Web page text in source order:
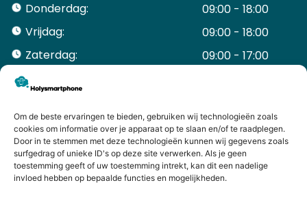
Om de beste ervaringen te bieden, gebruiken wij technologieën zoals
cookies om informatie over je apparaat op te slaan en/of te raadplegen.
Door in te stemmen met deze technologieën kunnen wij gegevens zoals
surfgedrag of unieke ID's op deze site verwerken. Als je geen
toestemming geeft of uw toestemming intrekt, kan dit een nadelige
invloed hebben op bepaalde functies en mogelijkheden.
Donderdag:
09:00 - 18:00
Vrijdag:
09:00 - 18:00
Zaterdag:
09:00 - 17:00
Zondag:
Mijn Account
Bestellingen
Mijn winkelwagen
HANDIGE LINKS
Levering en retourneren